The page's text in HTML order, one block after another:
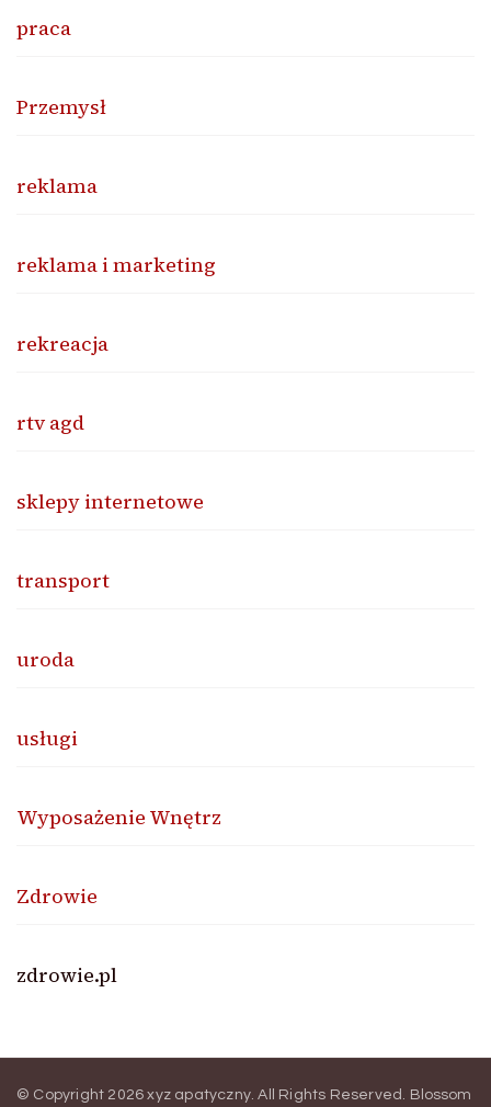
praca
Przemysł
reklama
reklama i marketing
rekreacja
rtv agd
sklepy internetowe
transport
uroda
usługi
Wyposażenie Wnętrz
Zdrowie
zdrowie.pl
© Copyright 2026xyz apatyczny . All Rights Reserved. Blossom